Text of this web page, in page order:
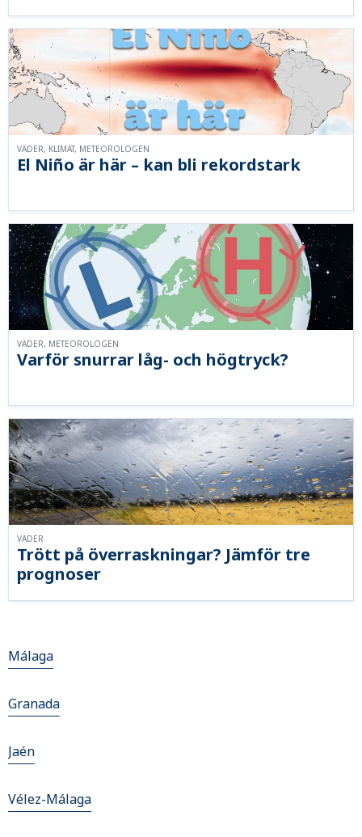
El Niño är här – kan bli rekordstark
VÄDER, KLIMAT, METEOROLOGEN
Varför snurrar låg- och högtryck?
VÄDER, METEOROLOGEN
Trött på överraskningar? Jämför tre
prognoser
VÄDER
Málaga
Granada
Jaén
Vélez-Málaga